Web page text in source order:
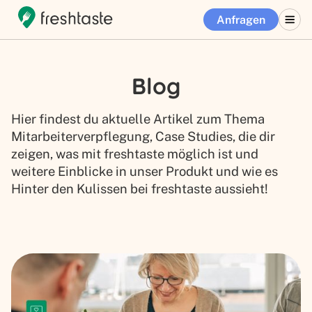
Anfragen
Blog
Hier findest du aktuelle Artikel zum Thema
Mitarbeiterverpflegung, Case Studies, die dir
zeigen, was mit freshtaste möglich ist und
weitere Einblicke in unser Produkt und wie es
Hinter den Kulissen bei freshtaste aussieht!